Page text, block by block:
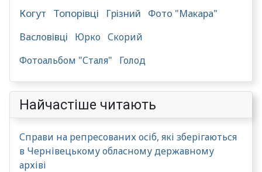
Когут
Топорівці Грізний
Фото "Макара"
Васловівці
Юрко Скорий
Фотоальбом "Сталя"
Голод
Найчастіше читають
Справи на репресованих осіб, які зберігаються
в Чернівецькому обласному державному
архіві